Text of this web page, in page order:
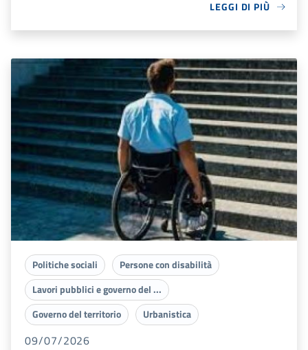
LEGGI DI PIÙ
Politiche sociali
Persone con disabilità
Lavori pubblici e governo del ...
Governo del territorio
Urbanistica
09/07/2026